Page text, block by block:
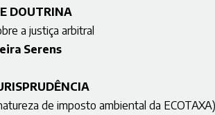
DOUTRINA
a justiça arbitral
Serens
de imposto ambiental da ECOTAXA)